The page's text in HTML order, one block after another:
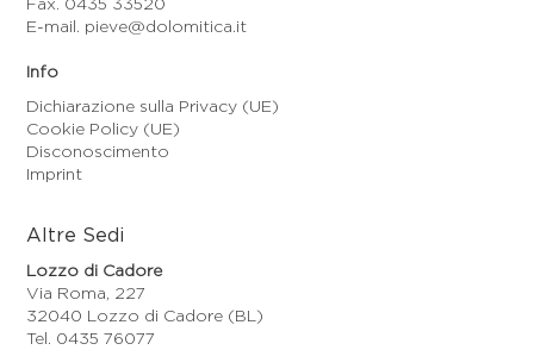
Fax. 0435 33520
E-mail. pieve@dolomitica.it
Info
Dichiarazione sulla Privacy (UE)
Cookie Policy (UE)
Disconoscimento
Imprint
Altre Sedi
Lozzo di Cadore
Via Roma, 227
32040 Lozzo di Cadore (BL)
Tel. 0435 76077